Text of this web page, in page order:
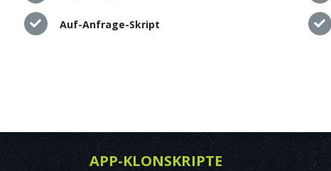
Auf-Anfrage-Skript
APP-KLONSKRIPTE